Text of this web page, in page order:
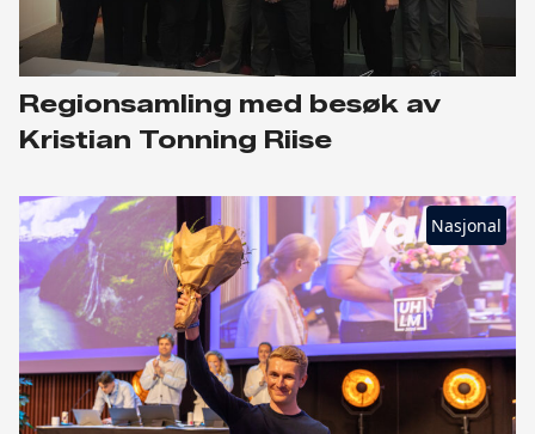
Regionsamling med besøk av
Kristian Tonning Riise
Nasjonal